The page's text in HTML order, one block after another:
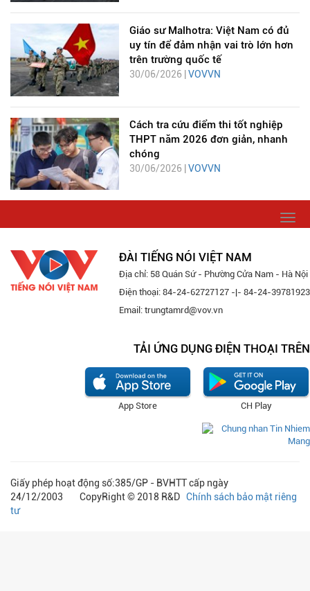
Giáo sư Malhotra: Việt Nam có đủ
uy tín để đảm nhận vai trò lớn hơn
trên trường quốc tế
30/06/2026 | VOVVN
Cách tra cứu điểm thi tốt nghiệp
THPT năm 2026 đơn giản, nhanh
chóng
30/06/2026 | VOVVN
ĐÀI TIẾNG NÓI VIỆT NAM
Địa chỉ: 58 Quán Sứ - Phường Cửa Nam - Hà Nội
Điện thoại: 84-24-62727127 -|- 84-24-39781923
Email: trungtamrd@vov.vn
TẢI ỨNG DỤNG ĐIỆN THOẠI TRÊN
CH Play
App Store
Giấy phép hoạt động số:385/GP - BVHTT cấp ngày
24/12/2003 CopyRight © 2018 R&D Chính sách bảo mật riêng
tư